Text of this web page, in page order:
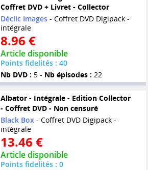
Coffret DVD + Livret - Collector
Déclic Images- Coffret DVD Digipack -
intégrale
8.96 €
Article disponible
Points fidelités : 40
Nb DVD : 5 - Nb épisodes : 22
Albator - Intégrale - Edition Collector
- Coffret DVD - Non censuré
Black Box- Coffret DVD Digipack -
intégrale
13.46 €
Article disponible
Points fidelités : 0